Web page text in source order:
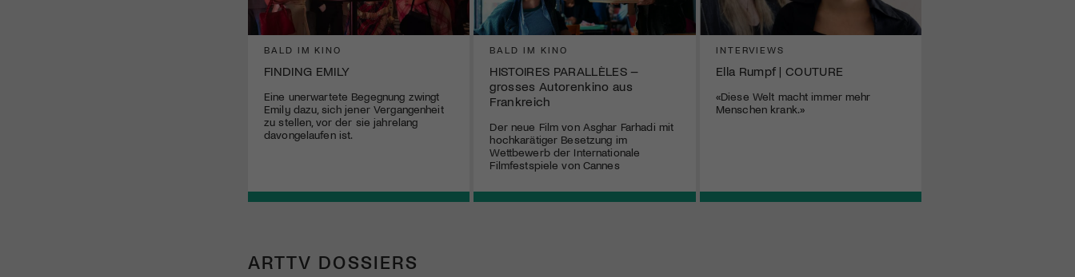
BALD IM KINO
FINDING EMILY
Eine unerwartete Begegnung zwingt
Emily dazu, sich jener Vergangenheit
zu stellen, vor der sie jahrelang
davongelaufen ist.
BALD IM KINO
HISTOIRES PARALLÈLES –
grosses Autorenkino aus
Frankreich
Der neue Film von Asghar Farhadi mit
hochkarätiger Besetzung im
Wettbewerb der Internationale
Filmfestspiele von Cannes
INTERVIEWS
Ella Rumpf | COUTURE
«Diese Welt macht immer mehr
Menschen krank.»
ARTTV DOSSIERS